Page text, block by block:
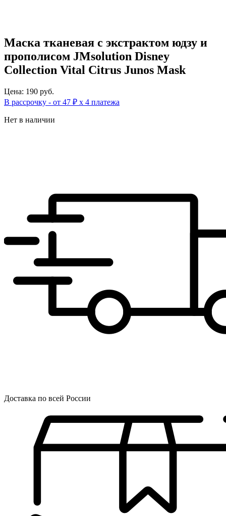
Маска тканевая с экстрактом юдзу и
прополисом JMsolution Disney
Collection Vital Citrus Junos Mask
Цена: 190 руб.
В рассрочку - от 47 ₽ х 4 платежа
Нет в наличии
Доставка по всей России